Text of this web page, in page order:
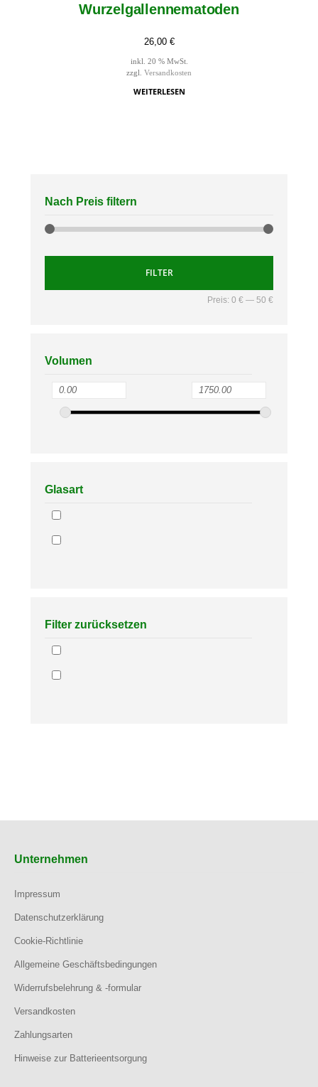
Wurzelgallennematoden
26,00 €
inkl. 20 % MwSt.
zzgl. Versandkosten
WEITERLESEN
Nach Preis filtern
FILTER
Preis:0 € —50 €
Volumen
Glasart
Filter zurücksetzen
Unternehmen
Impressum
Datenschutzerklärung
Cookie-Richtlinie
Allgemeine Geschäftsbedingungen
Widerrufsbelehrung & -formular
Versandkosten
Zahlungsarten
Hinweise zur Batterieentsorgung